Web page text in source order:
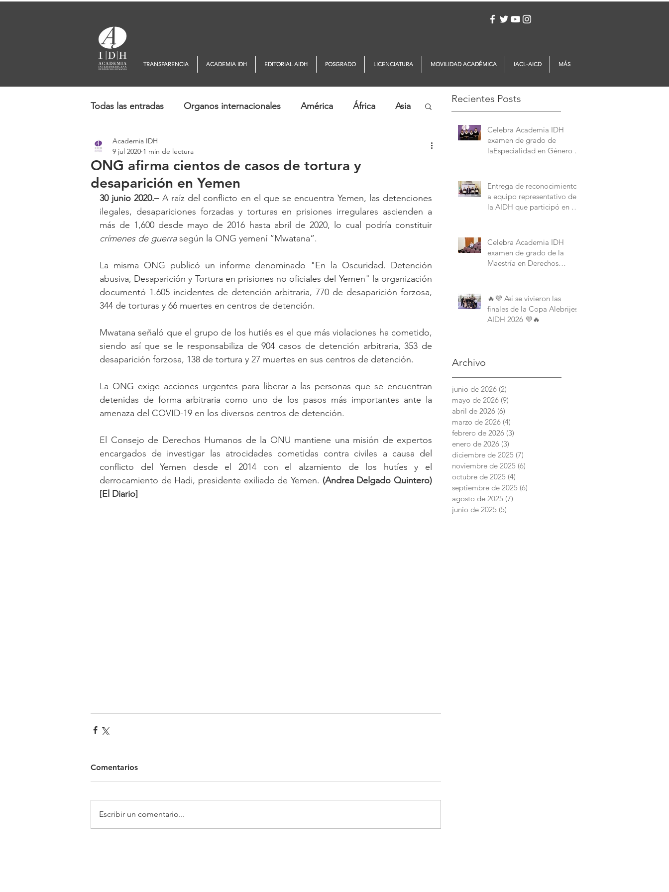
Todas las entradas Organos internacionales América África Asia
Europa Oceanía
ONG afirma cientos de casos de tortura y
desaparición en Yemen
Academia IDH
9 jul 2020 1 min de lectura
30 junio 2020.– A raíz del conflicto en el que se encuentra Yemen, las detenciones
ilegales, desapariciones forzadas y torturas en prisiones irregulares ascienden a
crímenes de guerra según la ONG yemení “Mwatana”.
La misma ONG publicó un informe denominado "En la Oscuridad. Detención
abusiva, Desaparición y Tortura en prisiones no oficiales del Yemen" la organización
documentó 1.605 incidentes de detención arbitraria, 770 de desaparición forzosa,
344 de torturas y 66 muertes en centros de detención.
Mwatana señaló que el grupo de los hutiés es el que más violaciones ha cometido,
siendo así que se le responsabiliza de 904 casos de detención arbitraria, 353 de
desaparición forzosa, 138 de tortura y 27 muertes en sus centros de detención.
La ONG exige acciones urgentes para liberar a las personas que se encuentran
detenidas de forma arbitraria como uno de los pasos más importantes ante la
amenaza del COVID-19 en los diversos centros de detención.
El Consejo de Derechos Humanos de la ONU mantiene una misión de expertos
encargados de investigar las atrocidades cometidas contra civiles a causa del
conflicto del Yemen desde el 2014 con el alzamiento de los hutíes y el
derrocamiento de Hadi, presidente exiliado de Yemen. (Andrea Delgado Quintero)
[El Diario]
Comentarios
Escribir un comentario...
Recientes Posts
Celebra Academia IDH
examen de grado de
laEspecialidad en Género y
Entrega de reconocimientos
a equipo representativo de
la AIDH que participó en el
American University.
Celebra Academia IDH
examen de grado de la
Maestría en Derechos
🔥💜 Así se vivieron las
finales de la Copa Alebrijes
AIDH 2026 💜🔥
Archivo
junio de 2026 (2)
mayo de 2026 (9)
abril de 2026 (6)
marzo de 2026 (4)
febrero de 2026 (3)
enero de 2026 (3)
diciembre de 2025 (7)
noviembre de 2025 (6)
octubre de 2025 (4)
septiembre de 2025 (6)
agosto de 2025 (7)
junio de 2025 (5)
TRANSPARENCIA ACADEMIA IDH EDITORIAL AiDH POSGRADO LICENCIATURA MOVILIDAD ACADÉMICA IACL-AICD MÁS